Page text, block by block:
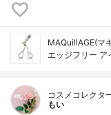
MAQuillAGE(マ
エッジフリー ア
コスメコレクタ
もい